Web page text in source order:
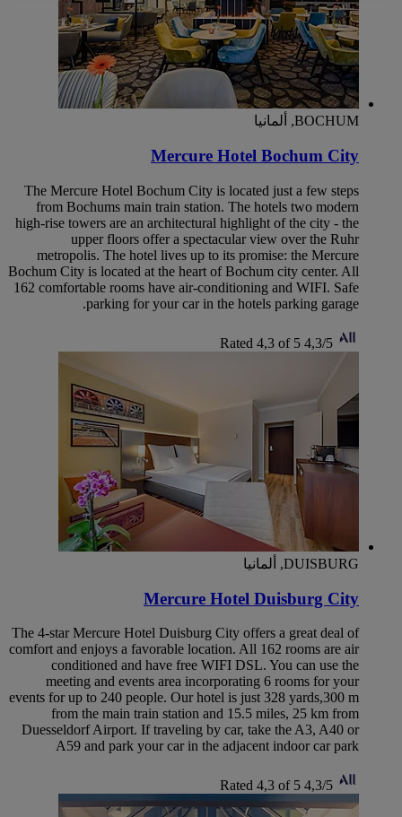
BOCHUM, ألمانيا
Mercure Hotel Bochum City
The Mercure Hotel Bochum City is located just a few steps
from Bochums main train station. The hotels two modern
high-rise towers are an architectural highlight of the city - the
upper floors offer a spectacular view over the Ruhr
metropolis. The hotel lives up to its promise: the Mercure
Bochum City is located at the heart of Bochum city center. All
162 comfortable rooms have air-conditioning and WIFI. Safe
parking for your car in the hotels parking garage.
4,3/5
Rated 4,3 of 5
DUISBURG, ألمانيا
Mercure Hotel Duisburg City
The 4-star Mercure Hotel Duisburg City offers a great deal of
comfort and enjoys a favorable location. All 162 rooms are air
conditioned and have free WIFI DSL. You can use the
meeting and events area incorporating 6 rooms for your
events for up to 240 people. Our hotel is just 328 yards,300 m
from the main train station and 15.5 miles, 25 km from
Duesseldorf Airport. If traveling by car, take the A3, A40 or
A59 and park your car in the adjacent indoor car park
4,3/5
Rated 4,3 of 5